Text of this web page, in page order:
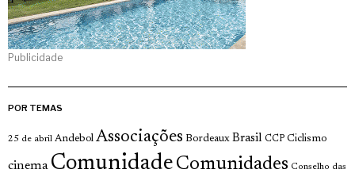
Publicidade
POR TEMAS
25 de abril Andebol Associações Bordeaux Brasil CCP Ciclismo
cinema Comunidade Comunidades Conselho das